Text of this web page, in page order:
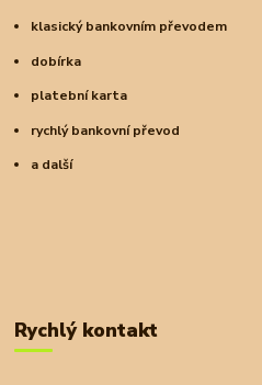
klasický bankovním převodem
dobírka
platební karta
rychlý bankovní převod
a další
Rychlý kontakt